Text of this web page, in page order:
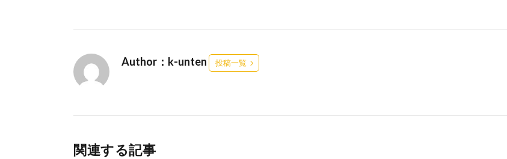
Author：k-unten 投稿一覧
関連する記事